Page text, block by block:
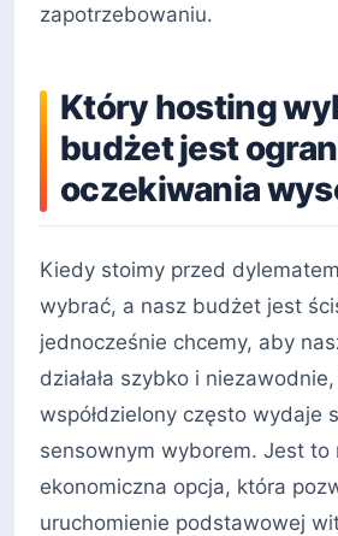
zapotrzebowaniu.
Który hosting
budżet jest
oczekiwania
Kiedy stoimy przed
wybrać, a nasz budżet jest
jednocześnie chcemy, aby
działała szybko i
współdzielony często wydaje
sensownym wyborem. Jest to
ekonomiczna opcja, która
uruchomienie podstawowej